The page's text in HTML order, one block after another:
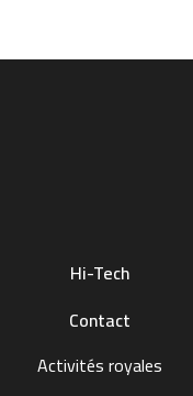
Hi-Tech
Contact
Activités royales